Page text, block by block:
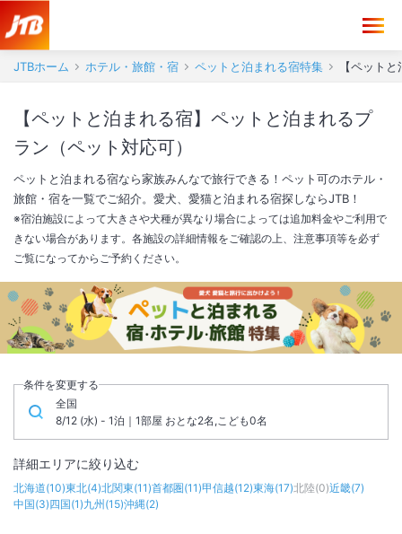
JTBホーム ホテル・旅館・宿 ペットと泊まれる宿特集 【ペット
【ペットと泊まれる宿】ペットと泊まれるプ
ラン（ペット対応可）
ペットと泊まれる宿なら家族みんなで旅行できる！ペット可のホテル・
旅館・宿を一覧でご紹介。愛犬、愛猫と泊まれる宿探しならJTB！
※宿泊施設によって大きさや犬種が異なり場合によっては追加料金やご利用で
きない場合があります。各施設の詳細情報をご確認の上、注意事項等を必ず
ご覧になってからご予約ください。
条件を変更する
全国
8/12 (水) - 1泊｜1部屋 おとな2名,こども0名
詳細エリアに絞り込む
北海道(10)東北(4)北関東(11)首都圏(11)甲信越(12)東海(17)北陸(0)近畿(7)
中国(3)四国(1)九州 (15)沖縄(2)